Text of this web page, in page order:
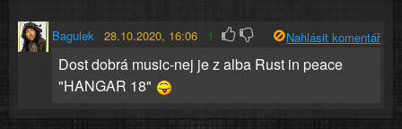
Bagulek 28.10.2020, 16:06 1 Nahlásit komentář
Dost dobrá music-nej je z alba Rust in peace
"HANGAR 18"